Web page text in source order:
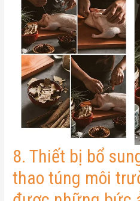
8. Thiết bị bổ
thao túng môi